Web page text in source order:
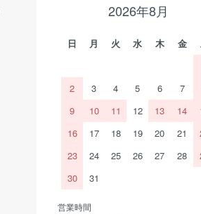
2026年8月
日 月 火 水 木 金
2
3 4 5 6 7
9
10 11 12 13 14
16
17 18 19 20 21
23
24 25 26 27 28
30
31
営業時間